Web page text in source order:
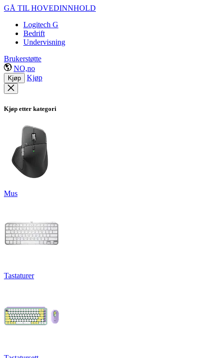
GÅ TIL HOVEDINNHOLD
Logitech G
Bedrift
Undervisning
Brukerstøtte
NO,no
Kjøp Kjøp
Kjøp etter kategori
Mus
Tastaturer